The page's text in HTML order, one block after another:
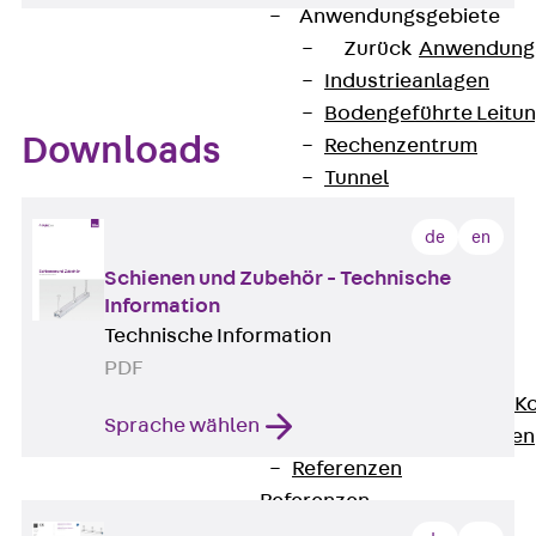
Anwendungsgebiete
Zurück
Industrieanlagen
Bodengeführte
Rechenzentrum
Tunnel
Dachflächen
Services
CAD und BIM
Beratung, Planung,
Individuelle Lösungen
Referenzen
Referenzen
Downloads
de en
Schienen und Zubehör - Technische
Information
Technische Information
PDF
Sprache wählen